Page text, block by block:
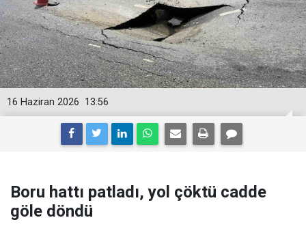
13:56
16 Haziran 2026
Boru hattı patladı, yol çöktü cadde
göle döndü